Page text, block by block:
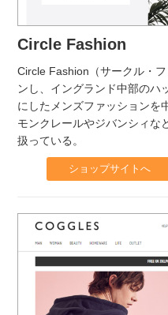
Circle Fashion
Circle Fashion（サークル・
ンし、イングランド中部のハ
にしたメンズファッションを
モンクレールやジバンシィな
扱っている。
ショップサイトへ